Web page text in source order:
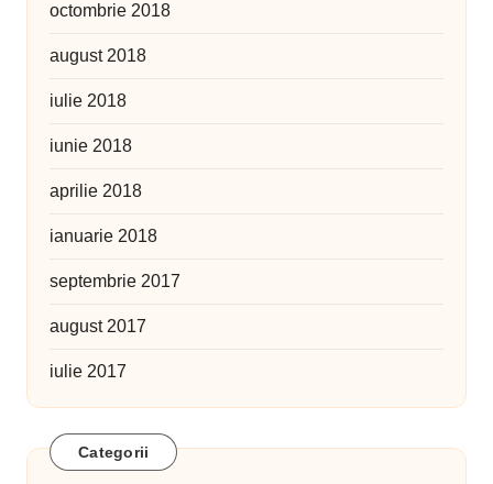
octombrie 2018
august 2018
iulie 2018
iunie 2018
aprilie 2018
ianuarie 2018
septembrie 2017
august 2017
iulie 2017
Categorii